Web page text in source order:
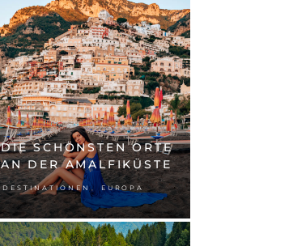
DIE SCHÖNSTEN ORTE
AN DER AMALFIKÜSTE
DESTINATIONEN, EUROPA